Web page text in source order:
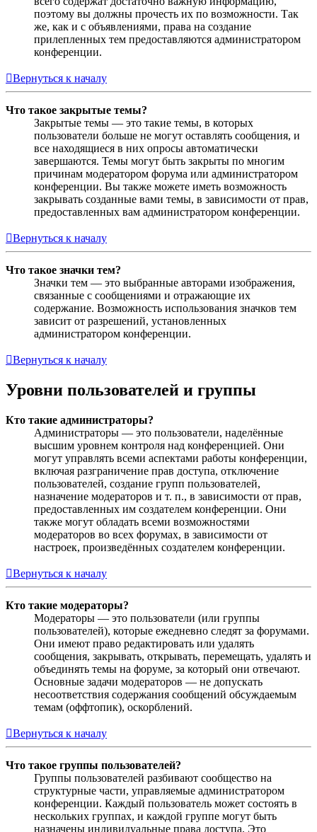
поэтому вы должны прочесть их по возможности. Так
же, как и с объявлениями, права на создание
прилепленных тем предоставляются администратором
конференции.
Вернуться к началу
Что такое закрытые темы?
Закрытые темы — это такие темы, в которых
пользователи больше не могут оставлять сообщения, и
все находящиеся в них опросы автоматически
завершаются. Темы могут быть закрыты по многим
причинам модератором форума или администратором
конференции. Вы также можете иметь возможность
закрывать созданные вами темы, в зависимости от прав,
предоставленных вам администратором конференции.
Вернуться к началу
Что такое значки тем?
Значки тем — это выбранные авторами изображения,
связанные с сообщениями и отражающие их
содержание. Возможность использования значков тем
зависит от разрешений, установленных
администратором конференции.
Вернуться к началу
Уровни пользователей и группы
Кто такие администраторы?
Администраторы — это пользователи, наделённые
высшим уровнем контроля над конференцией. Они
могут управлять всеми аспектами работы конференции,
включая разграничение прав доступа, отключение
пользователей, создание групп пользователей,
назначение модераторов и т. п., в зависимости от прав,
предоставленных им создателем конференции. Они
также могут обладать всеми возможностями
модераторов во всех форумах, в зависимости от
настроек, произведённых создателем конференции.
Вернуться к началу
Кто такие модераторы?
Модераторы — это пользователи (или группы
пользователей), которые ежедневно следят за форумами.
Они имеют право редактировать или удалять
сообщения, закрывать, открывать, перемещать, удалять и
объединять темы на форуме, за который они отвечают.
Основные задачи модераторов — не допускать
несоответствия содержания сообщений обсуждаемым
темам (оффтопик), оскорблений.
Вернуться к началу
Что такое группы пользователей?
Группы пользователей разбивают сообщество на
структурные части, управляемые администратором
конференции. Каждый пользователь может состоять в
нескольких группах, и каждой группе могут быть
назначены индивидуальные права доступа. Это